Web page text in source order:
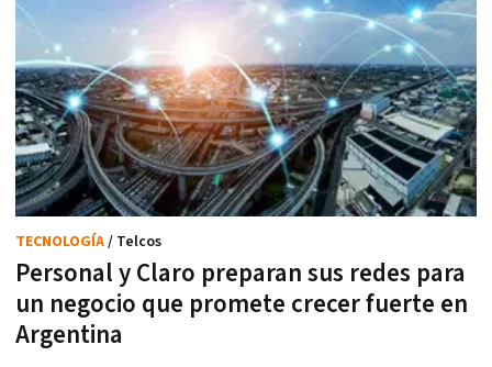
Personal y Claro preparan sus redes para
un negocio que promete crecer fuerte en
Argentina
TECNOLOGÍA/ Telcos